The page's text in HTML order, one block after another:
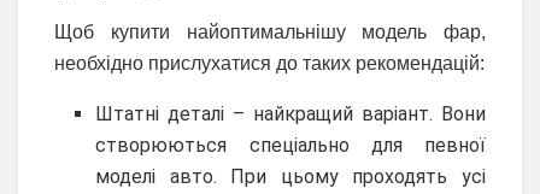
Щоб купити найоптимальнішу модель фар,
необхідно прислухатися до таких рекомендацій:
Штатні деталі – найкращий варіант. Вони
створюються спеціально для певної
моделі авто. При цьому проходять усі